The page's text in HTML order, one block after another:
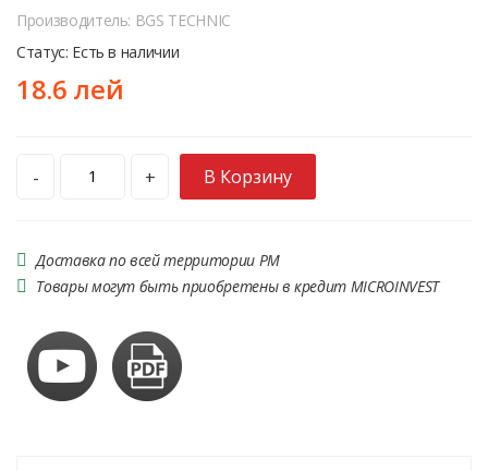
Производитель: BGS TECHNIC
Статус: Есть в наличии
18.6 лей
- + В Корзину
Доставка по всей территории РМ
Товары могут быть приобретены в кредит MICROINVEST